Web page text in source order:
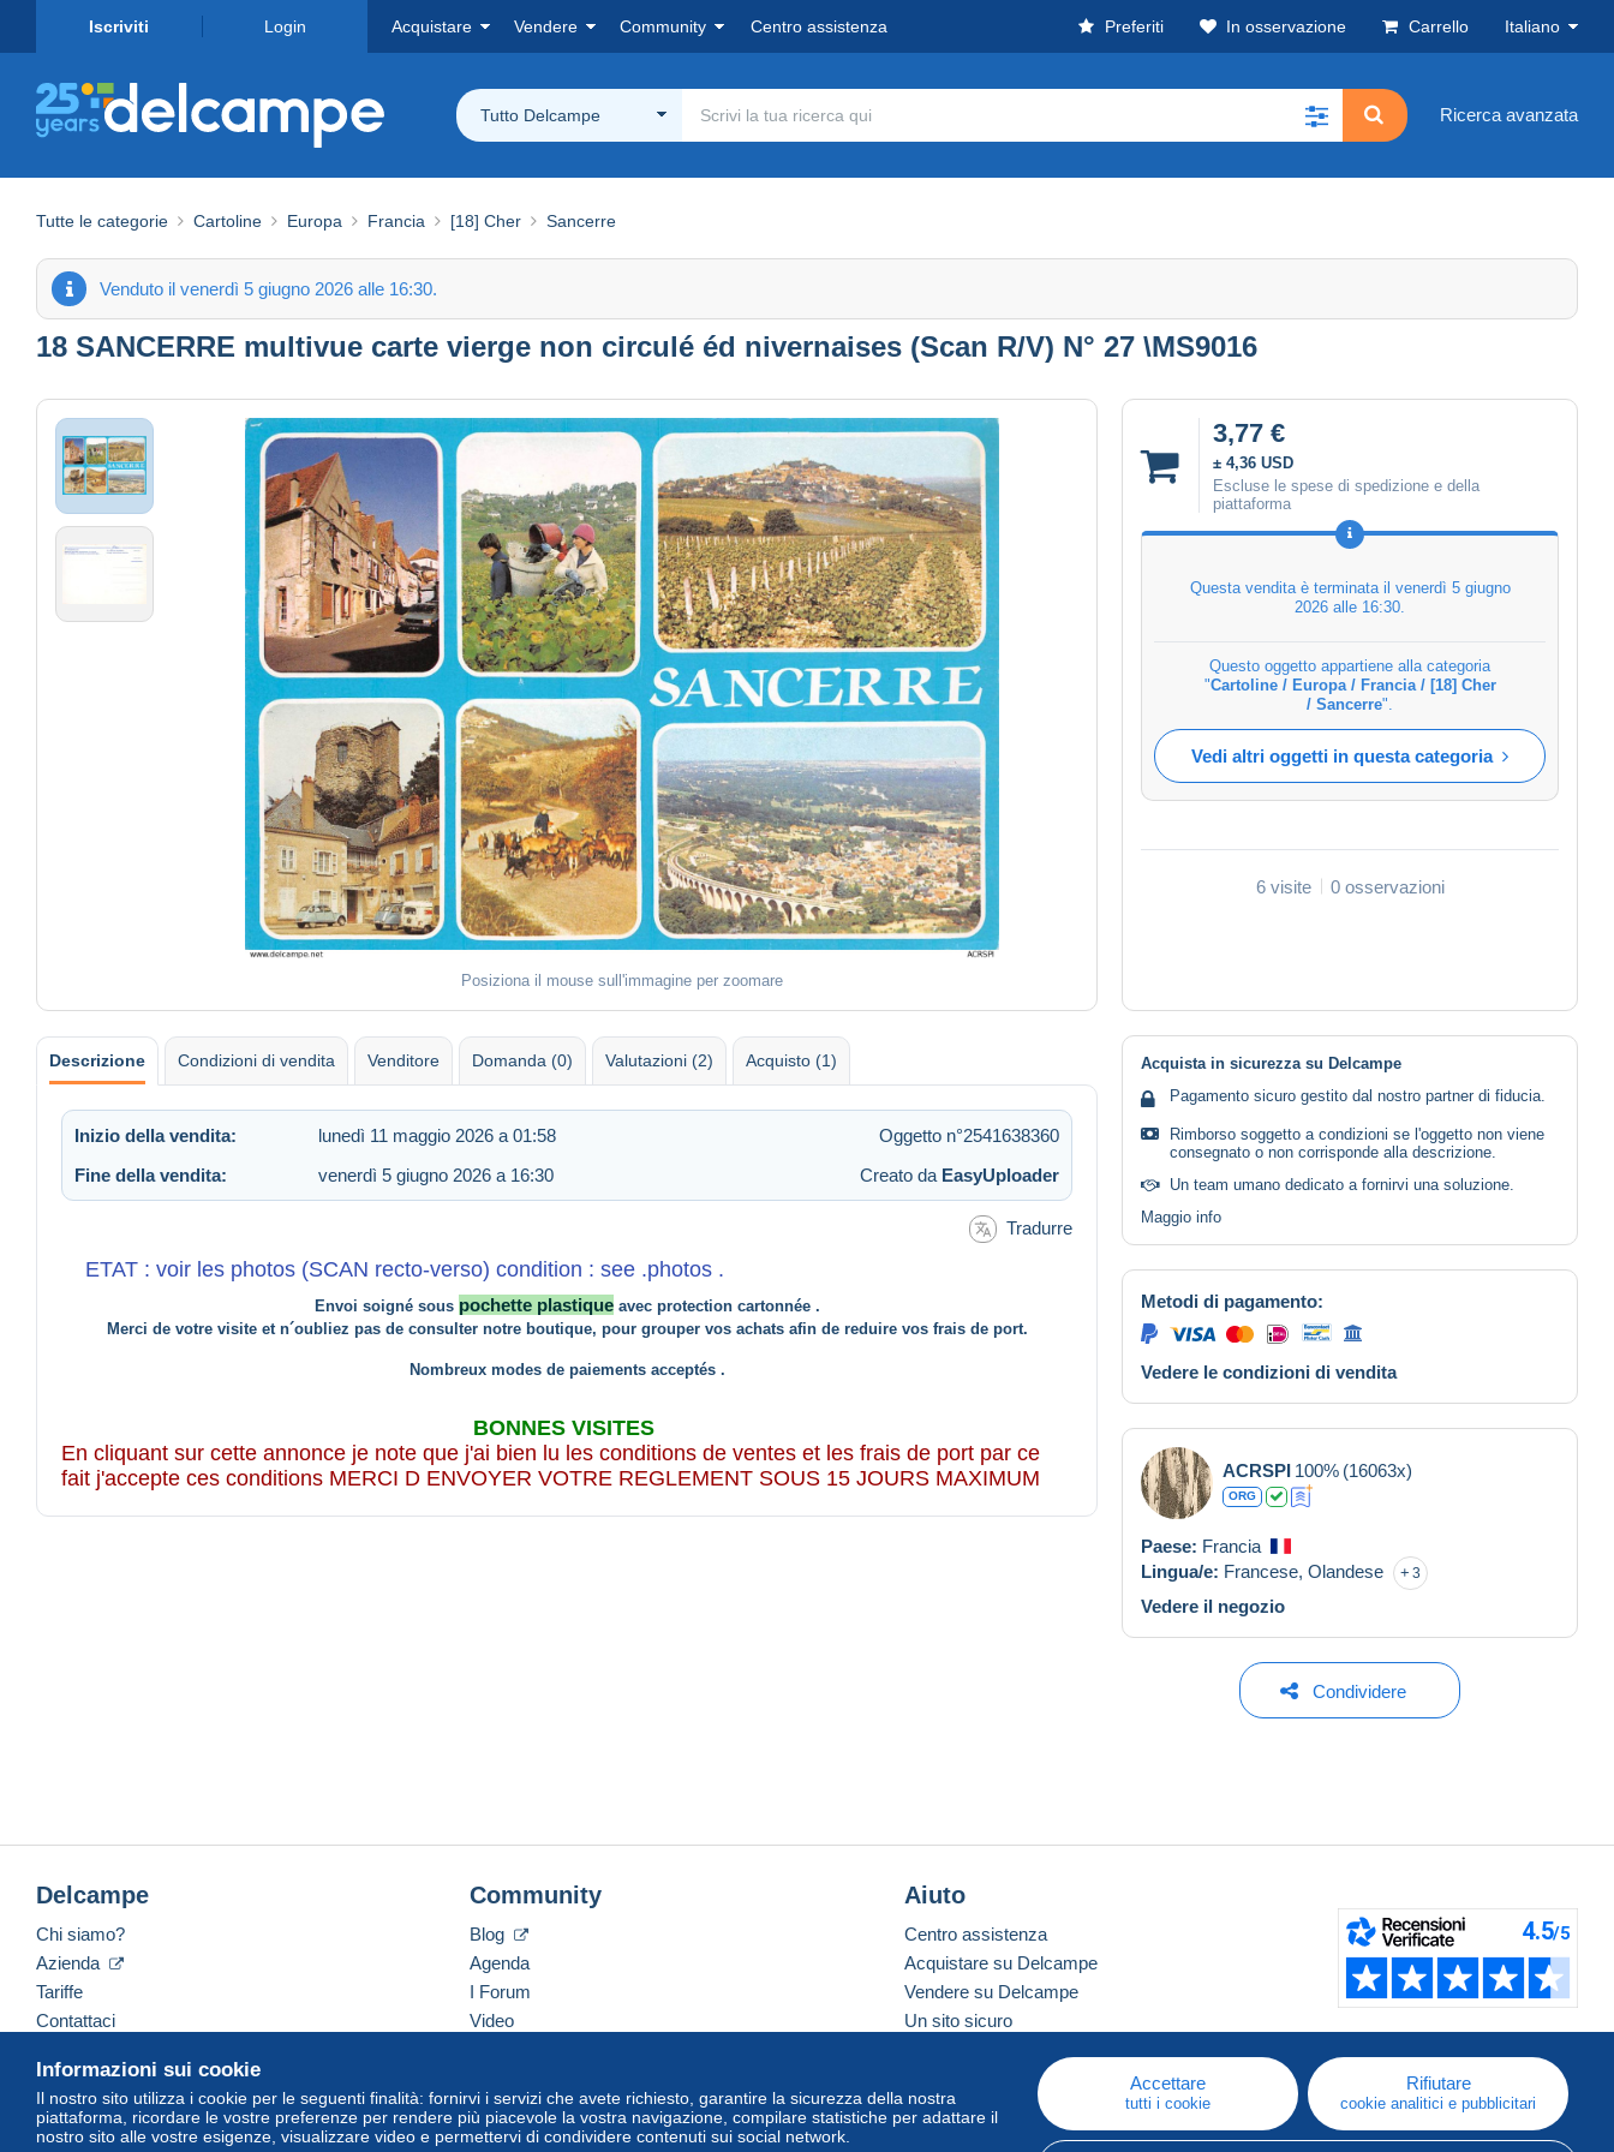
Iscriviti Login Acquistare Vendere Community Centro assistenza Preferiti In osservazione Carrello Italiano
Tutto Delcampe Ricerca avanzata
Tutte le categorie Cartoline Europa Francia [18] Cher Sancerre
Venduto il venerdì 5 giugno 2026 alle 16:30.
18 SANCERRE multivue carte vierge non circulé éd nivernaises (Scan R/V) N° 27 \MS9016
Posiziona il mouse sull'immagine per zoomare
3,77 €
± 4,36 USD
Escluse le spese di spedizione e della
piattaforma
Questa vendita è terminata il venerdì 5 giugno
2026 alle 16:30
Questo oggetto appartiene alla categoria
"Cartoline / Europa / Francia / [18] Cher
/ Sancerre".
Vedi altri oggetti in questa categoria
6 visite 0 osservazioni
Descrizione Condizioni di vendita Venditore Domanda (0) Valutazioni (2) Acquisto (1)
Inizio della vendita: lunedì 11 maggio 2026 a 01:58
Oggetto n°2541638360
Fine della vendita:
venerdì 5 giugno 2026 a 16:30 Creato da EasyUploader
Tradurre
ETAT : voir les photos (SCAN recto-verso) condition : see .photos .
Envoi soigné sous pochette plastique avec protection cartonnée .
Merci de votre visite et n´oubliez pas de consulter notre boutique, pour grouper vos achats afin de reduire vos frais de port.
Nombreux modes de paiements acceptés .
BONNES VISITES
En cliquant sur cette annonce je note que j'ai bien lu les conditions de ventes et les frais de port par ce
fait j'accepte ces conditions MERCI D ENVOYER VOTRE REGLEMENT SOUS 15 JOURS MAXIMUM
Acquista in sicurezza su Delcampe
Pagamento sicuro gestito dal nostro partner di fiducia.
Rimborso soggetto a condizioni se l'oggetto non viene
consegnato o non corrisponde alla descrizione.
Un team umano dedicato a fornirvi una soluzione.
Maggio info
Metodi di pagamento:
Vedere le condizioni di vendita
ACRSPI 100% (16063x)
ORG
Paese: Francia
Lingua/e: Francese, Olandese 3
Vedere il negozio
Condividere
Informazioni sui cookie
Il nostro sito utilizza i cookie per le seguenti finalità: fornirvi i servizi che avete richiesto, garantire la sicurezza della nostra
piattaforma, ricordare le vostre preferenze per rendere più piacevole la vostra navigazione, compilare statistiche per adattare il
nostro sito alle vostre esigenze, visualizzare video e permettervi di condividere contenuti sui social network.
Accettare
tutti i cookie
Rifiutare
cookie analitici e pubblicitari
Delcampe
Chi siamo?
Azienda
Tariffe
Contattaci
Community
Blog
Agenda
I Forum
Video
Aiuto
Centro assistenza
Acquistare su Delcampe
Vendere su Delcampe
Un sito sicuro
Italiano USD America/Indiana/Vevay Versione standard